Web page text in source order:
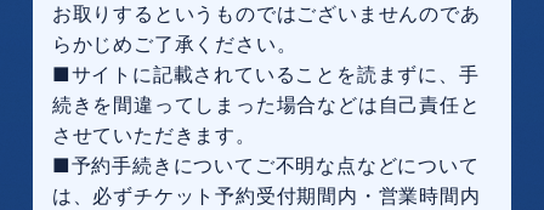
お取りするというものではございませんのであ
らかじめご了承ください。
■サイトに記載されていることを読まずに、手
続きを間違ってしまった場合などは自己責任と
させていただきます。
■予約手続きについてご不明な点などについて
は、必ずチケット予約受付期間内・営業時間内